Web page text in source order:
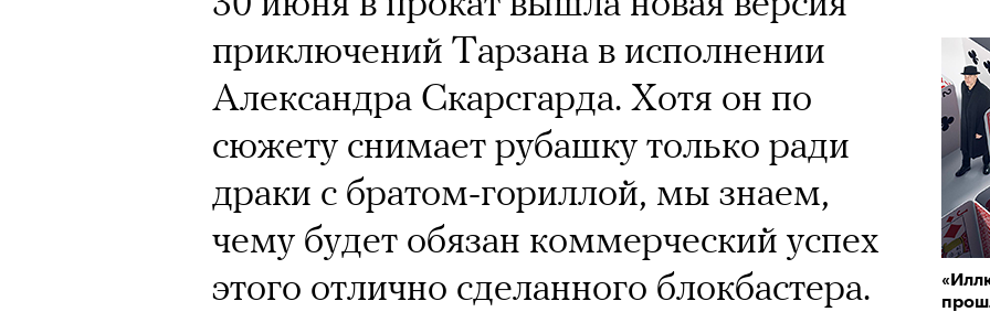
приключений Тарзана в исполнении
Александра Скарсгарда. Хотя он по
сюжету снимает рубашку только ради
драки с братом-гориллой, мы знаем,
чему будет обязан коммерческий успех
этого отлично сделанного блокбастера.
первых показах на остросоциальные
темы
Подписывайтесь на телеграм-канал «РБК Стиль»
Чем
футбольной командой, послушать
лекцию Евгении Тимоновой или
пересмотреть «Амели»
На домашних экранах
«Тед Лассо»